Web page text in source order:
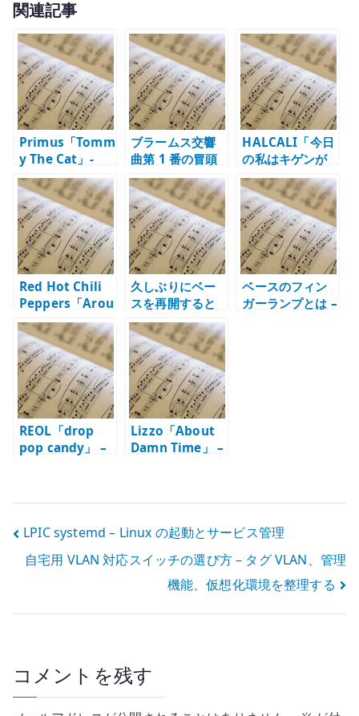
it
te
r
関連記事
Primus「Tomm
y The Cat」-
Les Claypool の
ベースが曲を支
配する理由
ブラームス交響
曲第 1 番の冒頭
はなぜ緊張する
のか – ティンパ
ニと反行する旋
律
HALCALI「今日
の私はキゲンが
い～い」 – ゆる
さが作るポップ
の強さ
Red Hot Chili
Peppers「Arou
nd the
World」– Flea
のベースで一気
に上がる曲
久しぶりにベー
スを再開すると
きの練習 – 10 年
のブランクから
感覚を戻す
ベースのフィン
ガーランプとは –
REOL「drop
pop candy」 –
ポップ
Lizzo「About
Damn Time」 –
ちよさ
投
稿
ゲ
ー
LPIC systemd – Linux の起動とサービス管理
自宅用 VLAN 対応スイッチの選び方 – タグ VLAN、管理
機能、仮想化環境を整理する
コメントを残す